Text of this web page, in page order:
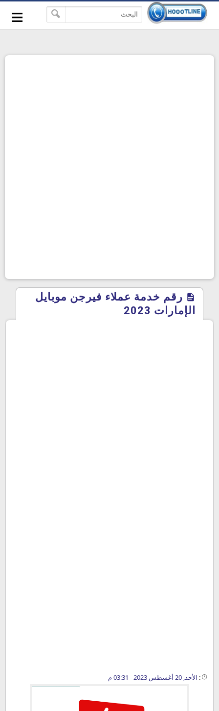
≡
رقم خدمة عملاء فيرجن موبايل
الإمارات 2023
: الأحد, 20 أغسطس 2023 - 03:31 م